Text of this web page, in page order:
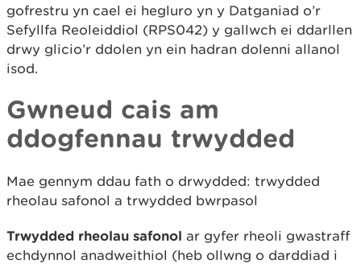
gofrestru yn cael ei hegluro yn y Datganiad o’r
Sefyllfa Reoleiddiol (RPS042) y gallwch ei ddarllen
drwy glicio’r ddolen yn ein hadran dolenni allanol
isod.
Gwneud cais am
ddogfennau trwydded
Mae gennym ddau fath o drwydded: trwydded
rheolau safonol a trwydded bwrpasol
Trwydded rheolau safonol ar gyfer rheoli gwastraff
echdynnol anadweithiol (heb ollwng o darddiad i